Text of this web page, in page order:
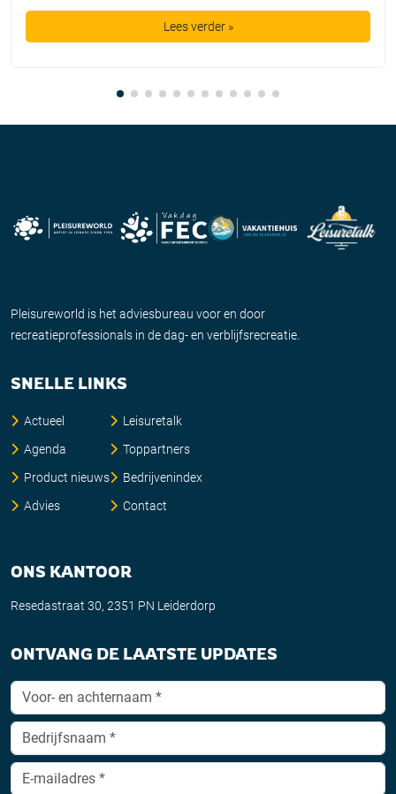
Lees verder »
Pleisureworld is het adviesbureau voor en door
recreatieprofessionals in de dag- en verblijfsrecreatie.
SNELLE LINKS
Actueel
Agenda
Product nieuws
Advies
Leisuretalk
Toppartners
Bedrijvenindex
Contact
ONS KANTOOR
Resedastraat 30, 2351 PN Leiderdorp
ONTVANG DE LAATSTE UPDATES